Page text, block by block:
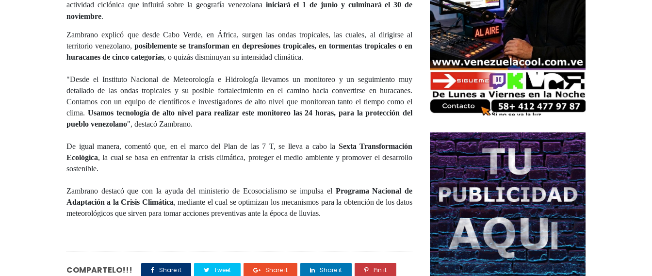
actividad ciclónica que influirá sobre la geografía venezolana iniciará el 1 de junio y culminará el 30 de
noviembre.
Zambrano explicó que desde Cabo Verde, en África, surgen las ondas tropicales, las cuales, al dirigirse al
territorio venezolano,posiblemente se transforman en depresiones tropicales, en tormentas tropicales o en
huracanes de cinco categorías, o quizás disminuyan su intensidad climática.
"Desde el Instituto Nacional de Meteorología e Hidrología llevamos un monitoreo y un seguimiento muy
detallado de las ondas tropicales y su posible fortalecimiento en el camino hacia convertirse en huracanes.
Contamos con un equipo de científicos e investigadores de alto nivel que monitorean tanto el tiempo como el
clima. Usamos tecnología de alto nivel para realizar este monitoreo las 24 horas, para la protección del
pueblo venezolano", destacó Zambrano.
De igual manera, comentó que, en el marco del Plan de las 7 T, se lleva a cabo la Sexta Transformación
Ecológica, la cual se basa en enfrentar la crisis climática, proteger el medio ambiente y promover el desarrollo
sostenible.
Zambrano destacó que con la ayuda del ministerio de Ecosocialismo se impulsa el Programa Nacional de
Adaptación a la Crisis Climática, mediante el cual se optimizan los mecanismos para la obtención de los datos
meteorológicos que sirven para tomar acciones preventivas ante la época de lluvias.
COMPARTELO!!! Share it Tweet Share it Share it Pin it